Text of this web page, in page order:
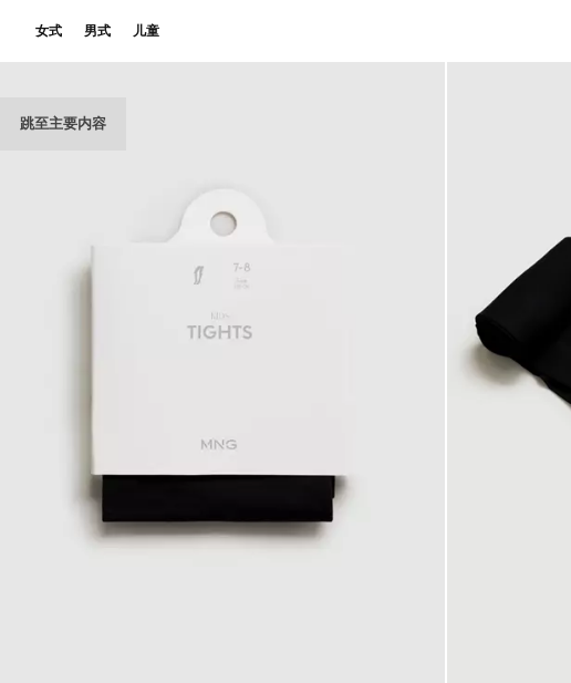
跳至主要内容
女式 男式 儿童